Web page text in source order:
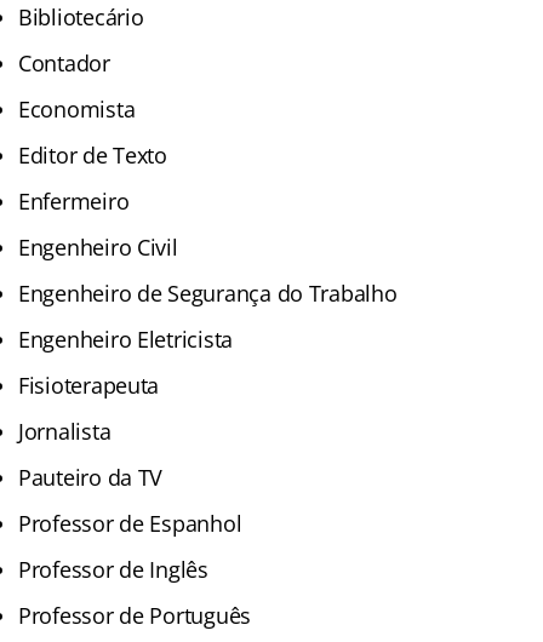
Bibliotecário
Contador
Economista
Editor de Texto
Enfermeiro
Engenheiro Civil
Engenheiro de Segurança do Trabalho
Engenheiro Eletricista
Fisioterapeuta
Jornalista
Pauteiro da TV
Professor de Espanhol
Professor de Inglês
Professor de Português